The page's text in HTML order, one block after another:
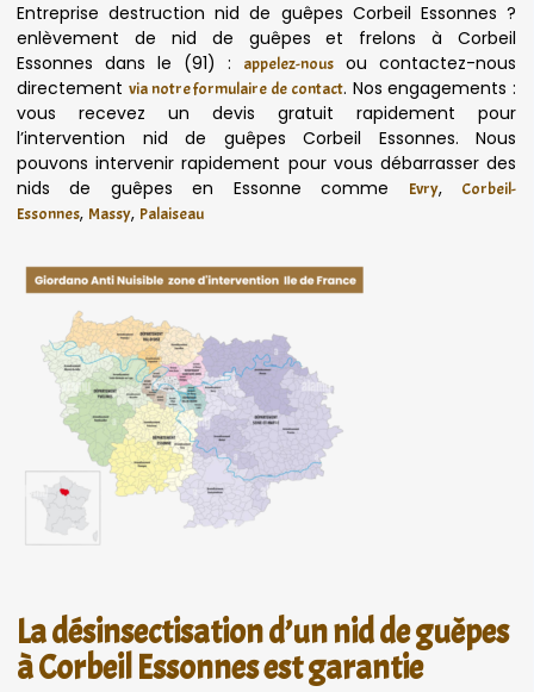
Entreprise destruction nid de guêpes Corbeil Essonnes ?
enlèvement de nid de guêpes et frelons à Corbeil
Essonnes dans le (91) :
appelez-nous ou contactez-nous
directement via notre formulaire de contact. Nos engagements :
vous recevez un devis gratuit rapidement pour
l’intervention nid de guêpes Corbeil Essonnes. Nous
pouvons intervenir rapidement pour vous débarrasser des
nids de guêpes en Essonne comme
Evry,
Corbeil-
Essonnes, Massy, Palaiseau
La désinsectisation d’un nid de guêpes
à Corbeil Essonnes est garantie